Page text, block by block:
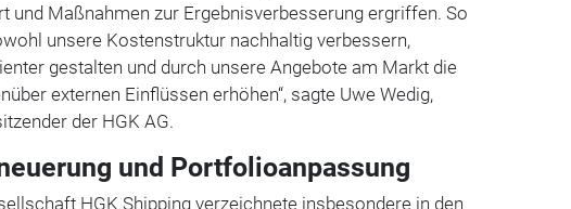
und Maßnahmen zur Ergebnisverbesserung ergriffen. So
unsere Kostenstruktur nachhaltig verbessern,
gestalten und durch unsere Angebote am Markt die
externen Einflüssen erhöhen“, sagte Uwe Wedig,
der HGK AG.
und Portfolioanpassung
HGK Shipping verzeichnete insbesondere in den